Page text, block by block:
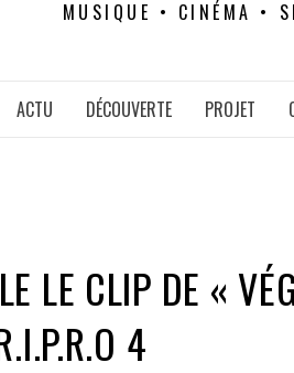
MUSIQUE • CINÉMA •
ACTU DÉCOUVERTE PROJET
LE CLIP DE «
4